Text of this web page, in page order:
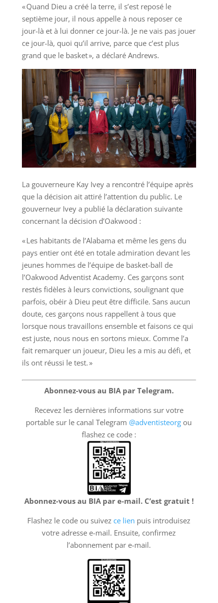
« Quand Dieu a créé la terre, il s’est reposé le
septième jour, il nous appelle à nous reposer ce
jour-là et à lui donner ce jour-là. Je ne vais pas jouer
ce jour-là, quoi qu’il arrive, parce que c’est plus
grand que le basket », a déclaré Andrews.
La gouverneure Kay Ivey a rencontré l’équipe après
que la décision ait attiré l’attention du public. Le
gouverneur Ivey a publié la déclaration suivante
concernant la décision d’Oakwood :
« Les habitants de l’Alabama et même les gens du
pays entier ont été en totale admiration devant les
jeunes hommes de l’équipe de basket-ball de
l’Oakwood Adventist Academy. Ces garçons sont
restés fidèles à leurs convictions, soulignant que
parfois, obéir à Dieu peut être difficile. Sans aucun
doute, ces garçons nous rappellent à tous que
lorsque nous travaillons ensemble et faisons ce qui
est juste, nous nous en sortons mieux. Comme l’a
fait remarquer un joueur, Dieu les a mis au défi, et
ils ont réussi le test. »
Abonnez-vous au BIA par Telegram.
Recevez les dernières informations sur votre
portable sur le canal Telegram@adventisteorg ou
flashez ce code :
Abonnez-vous au BIA par e-mail. C’est gratuit !
Flashez le code ou suivezce lien puis introduisez
votre adresse e-mail. Ensuite, confirmez
l’abonnement par e-mail.